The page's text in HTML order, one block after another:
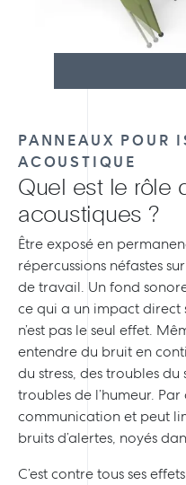
PANNEAUX POUR
ACOUSTIQUE
Quel est le rôle
acoustiques ?
Être exposé en
répercussions néfastes
de travail. Un fond
ce qui a un impact direct
n’est pas le seul effet.
entendre du bruit en
du stress, des troubles
troubles de l’humeur.
communication et peut
bruits d’alertes, noyés
C’est contre tous ses